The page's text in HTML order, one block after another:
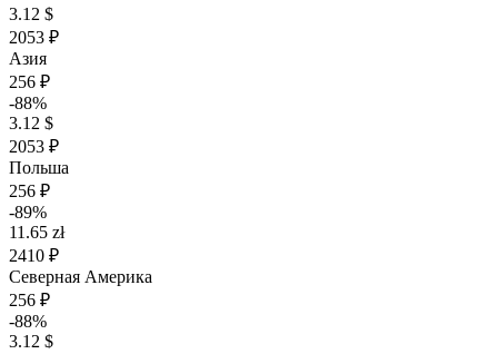
3.12 $
2053 ₽
Азия
256 ₽
-88%
3.12 $
2053 ₽
Польша
256 ₽
-89%
11.65 zł
2410 ₽
Северная Америка
256 ₽
-88%
3.12 $